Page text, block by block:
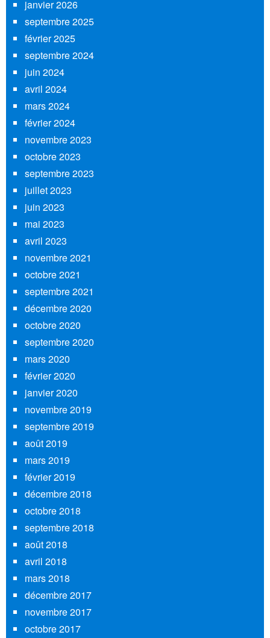
janvier 2026
septembre 2025
février 2025
septembre 2024
juin 2024
avril 2024
mars 2024
février 2024
novembre 2023
octobre 2023
septembre 2023
juillet 2023
juin 2023
mai 2023
avril 2023
novembre 2021
octobre 2021
septembre 2021
décembre 2020
octobre 2020
septembre 2020
mars 2020
février 2020
janvier 2020
novembre 2019
septembre 2019
août 2019
mars 2019
février 2019
décembre 2018
octobre 2018
septembre 2018
août 2018
avril 2018
mars 2018
décembre 2017
novembre 2017
octobre 2017